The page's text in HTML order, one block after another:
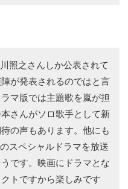
照之さんしか公表されて
が発表されるのではと言
マ版では主題歌を嵐が担
さんがソロ歌手として新
の声もあります。他にも
スペシャルドラマを放送
です。映画にドラマとな
トですから楽しみです